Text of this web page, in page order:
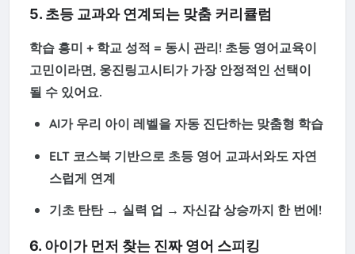
5. 초등 교과와 연계되는 맞춤 커리큘럼
학습 흥미 + 학교 성적 = 동시 관리! 초등 영어교육이
고민이라면, 웅진링고시티가 가장 안정적인 선택이
될 수 있어요.
AI가 우리 아이 레벨을 자동 진단하는 맞춤형 학습
ELT 코스북 기반으로 초등 영어 교과서와도 자연
스럽게 연계
기초 탄탄 → 실력 업 → 자신감 상승까지 한 번에!
6. 아이가 먼저 찾는 진짜 영어 스피킹